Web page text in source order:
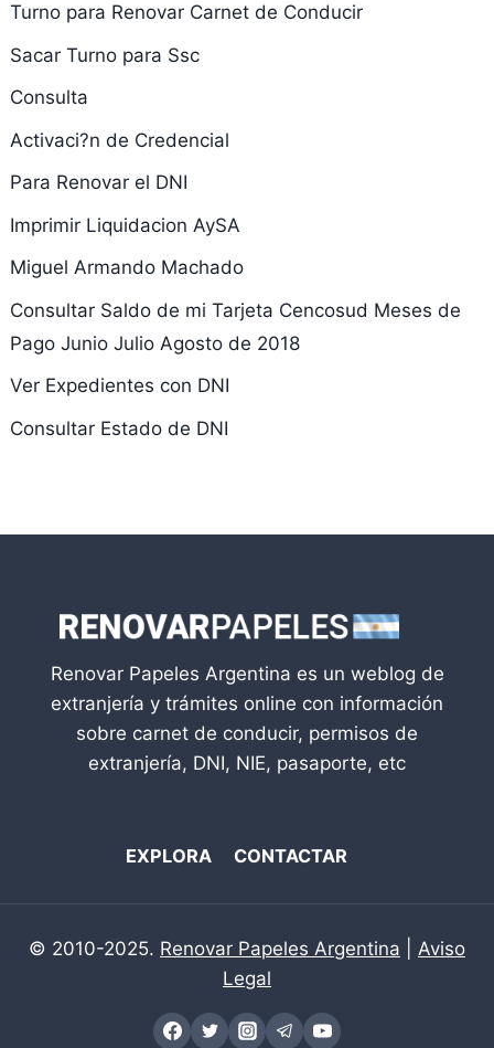
Turno para Renovar Carnet de Conducir
Sacar Turno para Ssc
Consulta
Activaci?n de Credencial
Para Renovar el DNI
Imprimir Liquidacion AySA
Miguel Armando Machado
Consultar Saldo de mi Tarjeta Cencosud Meses de
Pago Junio Julio Agosto de 2018
Ver Expedientes con DNI
Consultar Estado de DNI
Renovar Papeles Argentina es un weblog de
extranjería y trámites online con información
sobre carnet de conducir, permisos de
extranjería, DNI, NIE, pasaporte, etc
EXPLORA CONTACTAR
© 2010-2025. Renovar Papeles Argentina
Aviso
Legal